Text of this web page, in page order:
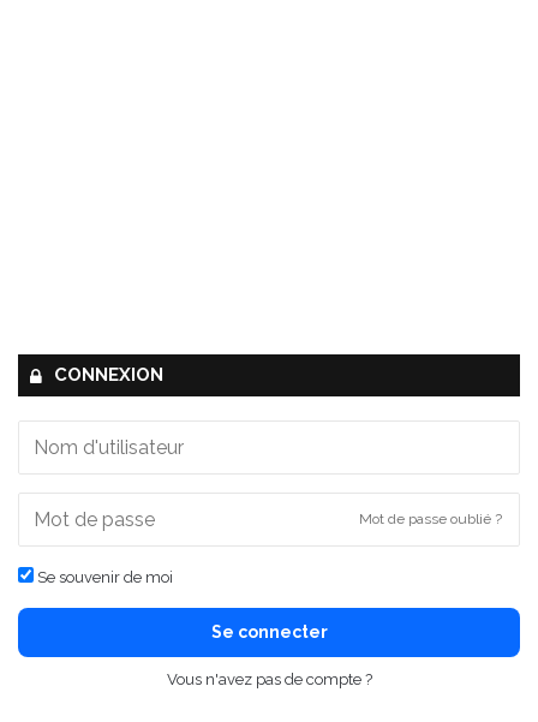
CONNEXION
Mot de passe oublié ?
Se souvenir de moi
Se connecter
Vous n'avez pas de compte ?